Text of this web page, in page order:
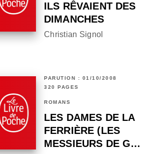
ILS RÊVAIENT DES
DIMANCHES
Christian Signol
PARUTION : 01/10/2008
320 PAGES
ROMANS
LES DAMES DE LA
FERRIÈRE (LES
MESSIEURS DE G…